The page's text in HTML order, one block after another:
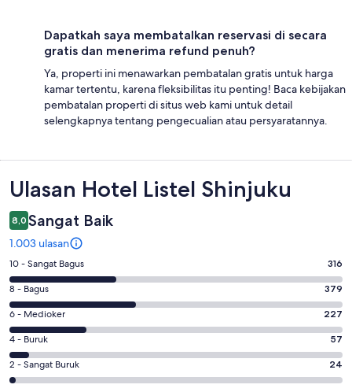
Dapatkah saya membatalkan reservasi di secara
gratis dan menerima refund penuh?
Ya, properti ini menawarkan pembatalan gratis untuk harga
kamar tertentu, karena fleksibilitas itu penting! Baca kebijakan
pembatalan properti di situs web kami untuk detail
selengkapnya tentang pengecualian atau persyaratannya.
Ulasan
Ulasan Hotel Listel Shinjuku
8,0 Sangat Baik
1.003 ulasan
Penilaian
10
-
Sangat
Bagus.
316
dari
1003
10 - Sangat Bagus 316
Penilaian
8
-
Bagus.
379
dari
8 - Bagus 379
Penilaian
6
-
Medioker.
227
6 - Medioker 227
Penilaian
4
-
4 - Buruk 57
Penilaian
2
2 - Sangat Buruk 24